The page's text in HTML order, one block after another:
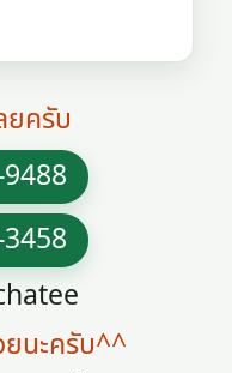
ยครับ
นะครับ^^